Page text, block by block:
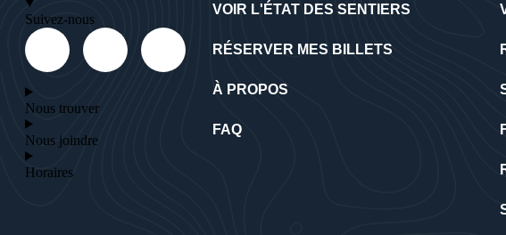
Suivez-nous
Nous trouver
Nous joindre
Horaires
VOIR L'ÉTAT DES SENTIERS
RÉSERVER MES BILLETS
À PROPOS
FAQ